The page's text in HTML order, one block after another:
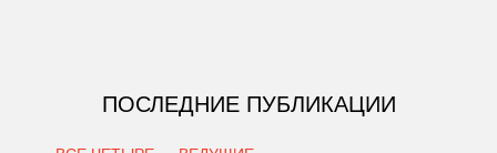
ПОСЛЕДНИЕ ПУБЛИКАЦИИ